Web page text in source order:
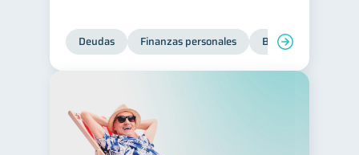
Deudas Finanzas personales Bienestar financiero